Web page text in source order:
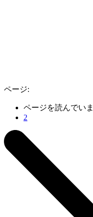
ページ:
ページを読んでい
2